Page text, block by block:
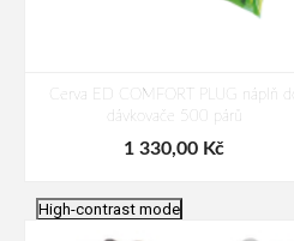
Cerva ED COMFORT PLUG náplň do
dávkovače 500 párů
1 330,00 Kč
High-contrast mode